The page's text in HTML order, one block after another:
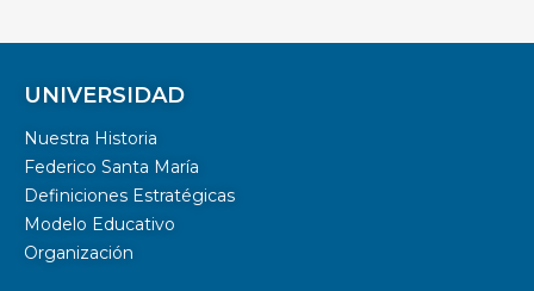
UNIVERSIDAD
Nuestra Historia
Federico Santa María
Definiciones Estratégicas
Modelo Educativo
Organización